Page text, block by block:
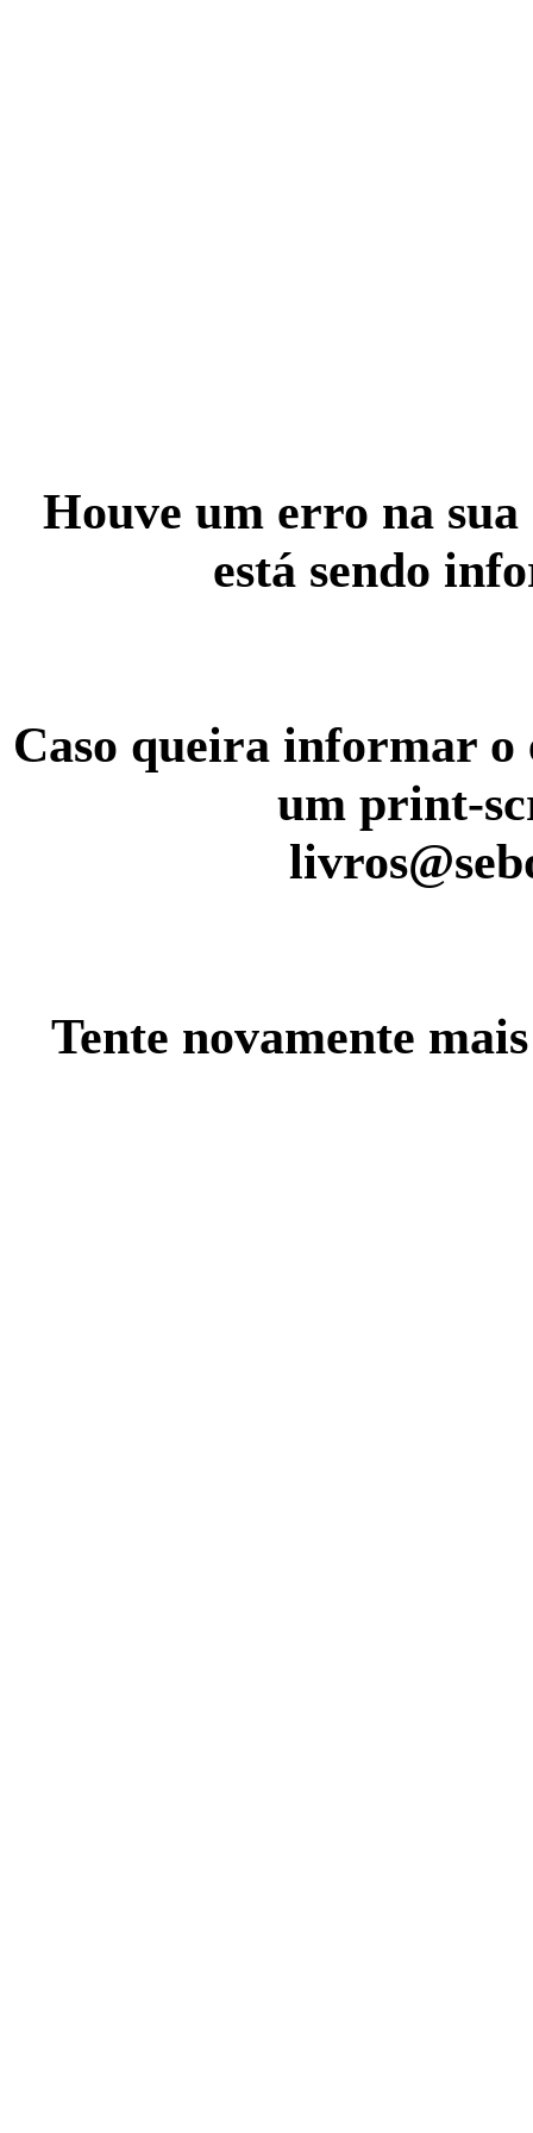
Houve um erro na
está sendo
Caso queira informar
um print-
Tente novamente